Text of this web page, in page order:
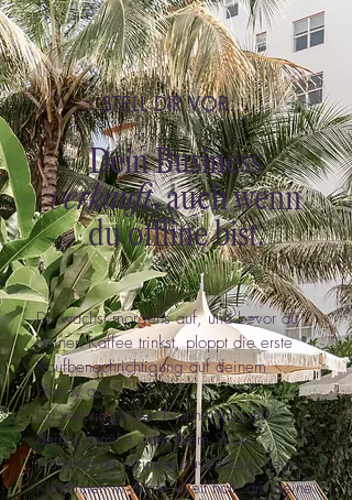
STELL DIR VOR...
Dein Business
verkauft, auch wenn
du offline bist.
Du wachst morgens auf, und bevor du
deinen Kaffee trinkst, ploppt die erste
Kaufbenachrichtigung auf deinem
Handy auf.
Du verbringst den Nachmittag mit
deiner Familie oder beim Sport,
während dein Funnel zuverlässig neue
Kundinnen in deine Welt holt, die deine